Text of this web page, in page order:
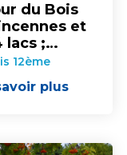
du Bois
et
lacs ;
en vélo
12ème
plus